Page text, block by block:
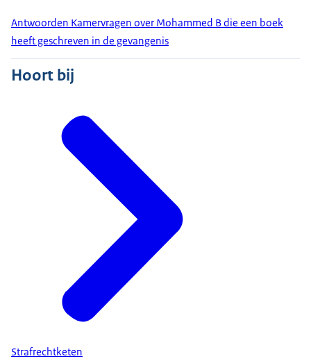
Antwoorden Kamervragen over Mohammed B die een boek
heeft geschreven in de gevangenis
Hoort bij
Strafrechtketen